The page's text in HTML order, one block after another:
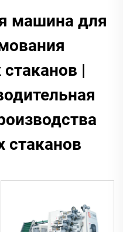
машина для
|
стаканов